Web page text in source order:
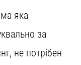
яка
за
не потрібен